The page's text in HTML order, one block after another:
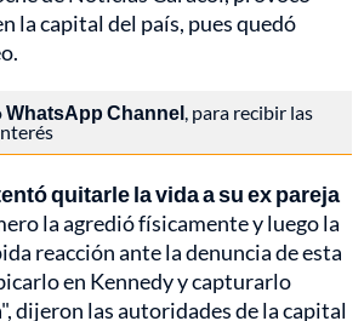
la capital del país, pues quedó
WhatsApp Channel, para recibir las
quitarle la vida a su ex pareja
la agredió físicamente y luego la
reacción ante la denuncia de esta
en Kennedy y capturarlo
dijeron las autoridades de la capital